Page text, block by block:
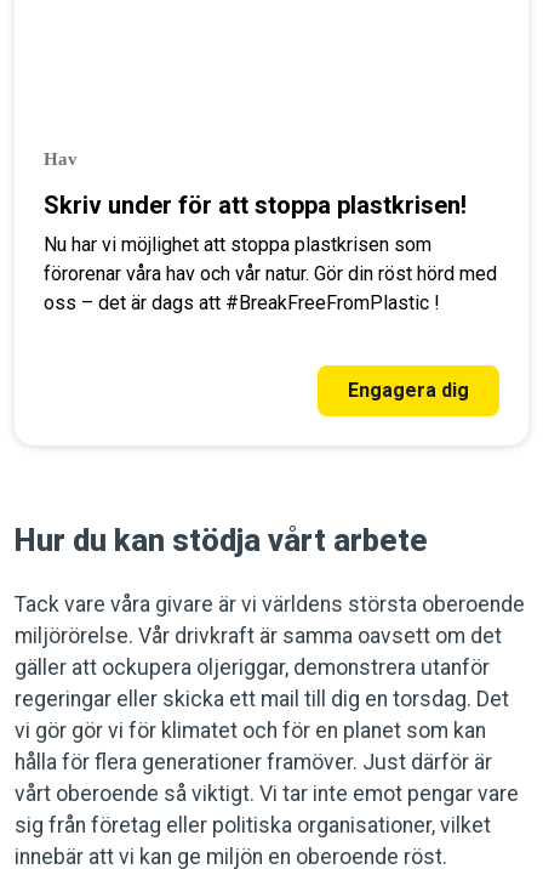
Hav
Skriv under för att stoppa plastkrisen!
Nu har vi möjlighet att stoppa plastkrisen som
förorenar våra hav och vår natur. Gör din röst hörd med
oss – det är dags att #BreakFreeFromPlastic !
Engagera dig
Hur du kan stödja vårt arbete
Tack vare våra givare är vi världens största oberoende
miljörörelse. Vår drivkraft är samma oavsett om det
gäller att ockupera oljeriggar, demonstrera utanför
regeringar eller skicka ett mail till dig en torsdag. Det
vi gör gör vi för klimatet och för en planet som kan
hålla för flera generationer framöver. Just därför är
vårt oberoende så viktigt. Vi tar inte emot pengar vare
sig från företag eller politiska organisationer, vilket
innebär att vi kan ge miljön en oberoende röst.